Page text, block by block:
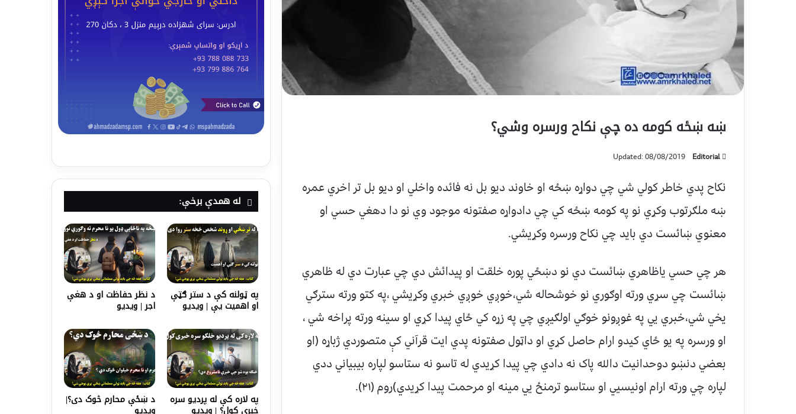
ښه ښځه کومه ده چې نکاح ورسره وشي؟
Editorial
Updated: 08/08/2019
نکاح پدي خاطر کولي شي چي دواړه ښځه او خاوند ديو بل نه فائده واخلي او ديو بل تر اخري عمره
ښه ملګرتوب وکړي نو په کومه ښځه کي چي دادواړه صفتونه موجود وي نو دا دهغي حسي او
معنوي ښائست دي بايد چي نکاح ورسره وکړيشي.
هر چي حسي ياظاهري ښائست دي نو دښځي پوره خلقت او پيدائش دي چي عبارت دي له ظاهري
ښائست چي سړي ورته اوګوري نو خوشحاله شي،خوږي خوږي خبري وکړيشي ،په کتو ورته سترګي
يخي شي،خبري يي په غوږونو خوګي اولګيږي چي په زړه کي ځاي پيدا کړي او سينه ورته پراخه شي ،
او ورسره په يو ځاي کيدو ارام حاصل کړي او داټول صفتونه پدي ايت قرآني کې متصوردي ژباړه (او
بعضي دنښو دوحدانيت دالله پاک نه دادي چي پيدا کړيدي له تاسو نه ستاسو لپاره بيبياني ددي
لپاره چي ورته ارام اونيسيي او ستاسو ترمنځ يي مينه او مرحمت پيدا کړيدي)روم (٢١).
له همدې برخې:
په ټولنه کې د ستر ګټې
او اهمیت يې | ویدیو
د نظر حفاظت او د هغې
اجر | ویدیو
په لاره کې له پردیو سره د ښځې محارم څوک دی؟|